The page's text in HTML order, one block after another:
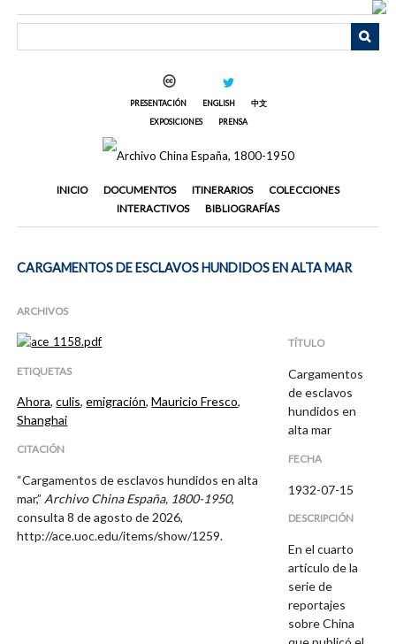
PRESENTACIÓN ENGLISH
中文
EXPOSICIONES
PRENSA
INICIO DOCUMENTOS ITINERARIOS
COLECCIONES
INTERACTIVOS
BIBLIOGRAFÍAS
CARGAMENTOS DE ESCLAVOS HUNDIDOS EN ALTA MAR
ARCHIVOS
ETIQUETAS
Ahora,culis,emigración,Mauricio Fresco,
Shanghai
CITACIÓN
“Cargamentos de esclavos hundidos en alta
mar,” Archivo China España, 1800-1950,
consulta 8 de agosto de 2026,
http://ace.uoc.edu/items/show/1259.
TÍTULO
Cargamentos
de esclavos
hundidos en
alta mar
FECHA
1932-07-15
DESCRIPCIÓN
En el cuarto
artículo de la
serie de
reportajes
sobre China